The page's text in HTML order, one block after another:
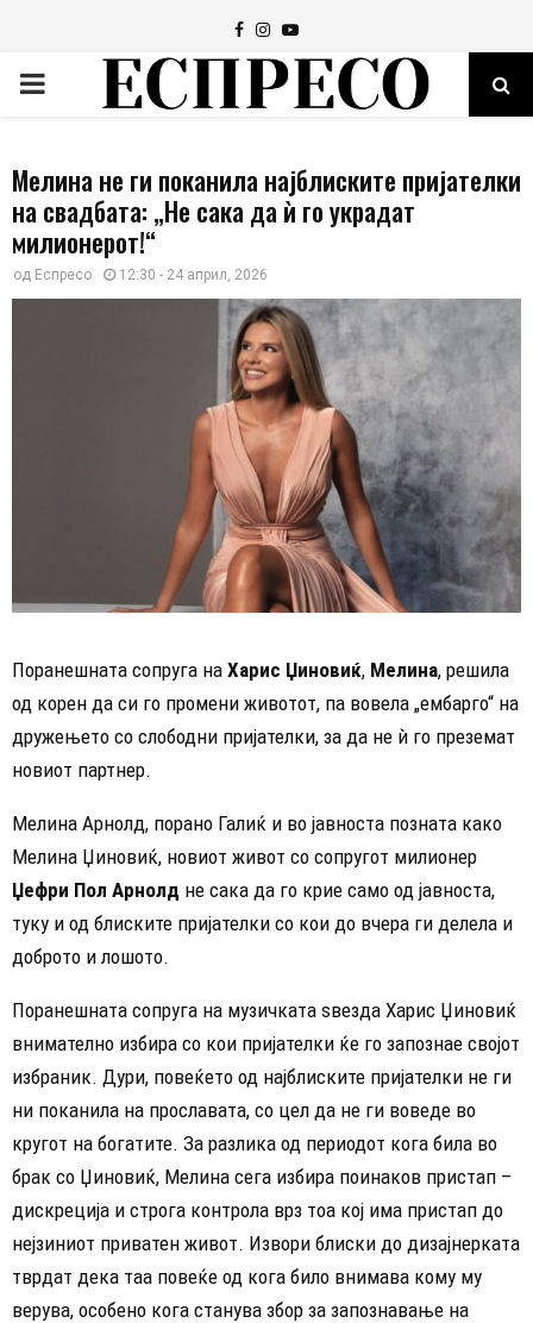
Facebook
Instagram
Youtube
PRIMARY
Мелина не ги поканила најблиските пријателки
на свадбата: „Не сака да ѝ го украдат
милионерот!“
од Еспресо 12:30 - 24 април, 2026
Поранешната сопруга на Харис Џиновиќ, Мелина, решила
од корен да си го промени животот, па вовела „ембарго“ на
дружењето со слободни пријателки, за да не ѝ го преземат
новиот партнер.
Мелина Арнолд, порано Галиќ и во јавноста позната како
Мелина Џиновиќ, новиот живот со сопругот милионер
Џефри Пол Арнолд не сака да го крие само од јавноста,
туку и од блиските пријателки со кои до вчера ги делела и
доброто и лошото.
Поранешната сопруга на музичката ѕвезда Харис Џиновиќ
внимателно избира со кои пријателки ќе го запознае својот
избраник. Дури, повеќето од најблиските пријателки не ги
ни поканила на прославата, со цел да не ги воведе во
кругот на богатите. За разлика од периодот кога била во
брак со Џиновиќ, Мелина сега избира поинаков пристап –
дискреција и строга контрола врз тоа кој има пристап до
нејзиниот приватен живот. Извори блиски до дизајнерката
тврдат дека таа повеќе од кога било внимава кому му
верува, особено кога станува збор за запознавање на